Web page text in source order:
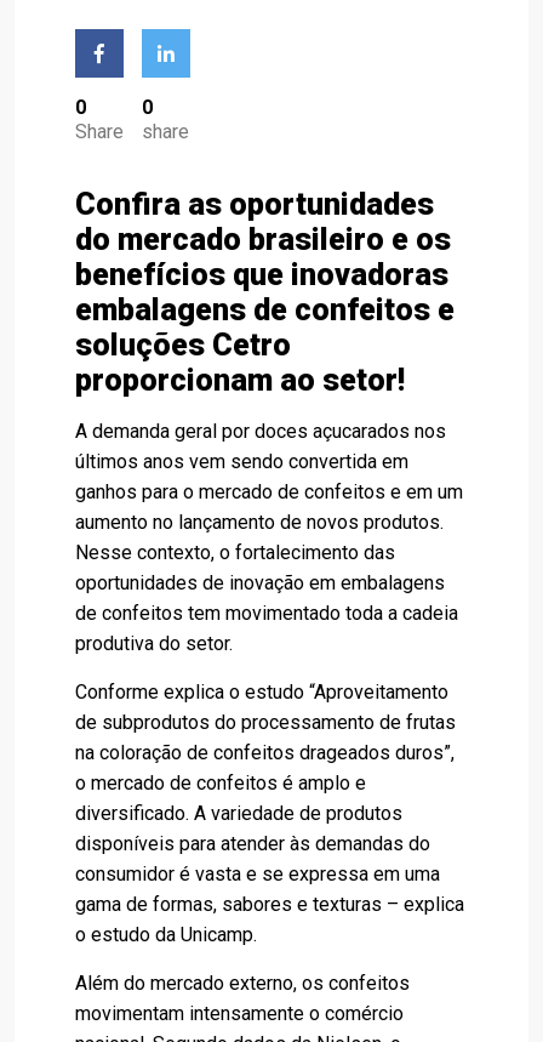
0
Share
0
share
Confira as oportunidades
do mercado brasileiro e os
benefícios que inovadoras
embalagens de confeitos e
soluções Cetro
proporcionam ao setor!
A demanda geral por doces açucarados nos
últimos anos vem sendo convertida em
ganhos para o mercado de confeitos e em um
aumento no lançamento de novos produtos.
Nesse contexto, o fortalecimento das
oportunidades de inovação em embalagens
de confeitos tem movimentado toda a cadeia
produtiva do setor.
Conforme explica o estudo “Aproveitamento
de subprodutos do processamento de frutas
na coloração de confeitos drageados duros”,
o mercado de confeitos é amplo e
diversificado. A variedade de produtos
disponíveis para atender às demandas do
consumidor é vasta e se expressa em uma
gama de formas, sabores e texturas – explica
o estudo da Unicamp.
Além do mercado externo, os confeitos
movimentam intensamente o comércio